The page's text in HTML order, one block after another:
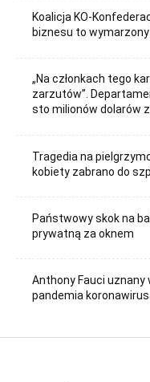
Koalicja KO-
biznesu to
„Na członkach tego
zarzutów”.
sto milionów dolarów
Tragedia na
kobiety zabrano do
Państwowy skok na
prywatną za oknem
Anthony Fauci uznany
pandemia